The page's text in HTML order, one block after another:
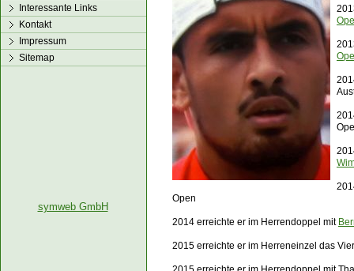
Open
2014 erreichte er im Herrendoppel mit
2015 erreichte er im Herreneinzel das
Interessante Links
Kontakt
Impressum
Sitemap
symweb GmbH